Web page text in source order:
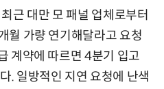
근 대만 모 패널 업체로부터
월 가량 연기해달라고 요청
계약에 따르면 4분기 입고
. 일방적인 지연 요청에 난색